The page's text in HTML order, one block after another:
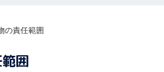
の責任範囲
囲